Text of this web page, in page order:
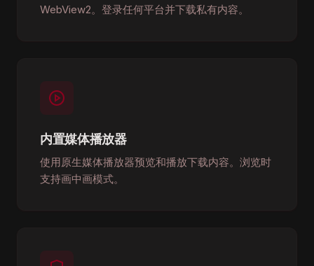
WebView2。登录任何平台并下载私有内容。
内置媒体播放器
使用原生媒体播放器预览和播放下载内容。浏览时
支持画中画模式。